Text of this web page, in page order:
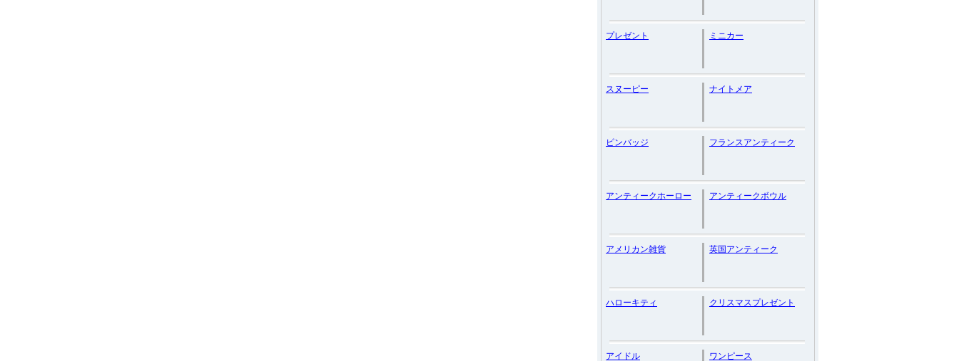
プレゼント ミニカー
スヌーピー ナイトメア
ピンバッジ フランスアンティーク
アンティークホーロー アンティークボウル
アメリカン雑貨 英国アンティーク
ハローキティ クリスマスプレゼント
アイドル ワンピース